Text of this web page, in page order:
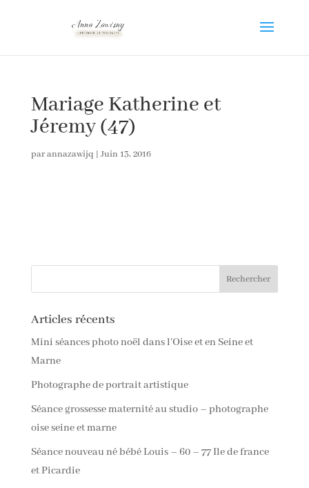
Mariage Katherine et
Jéremy (47)
parannazawijq | Juin 13, 2016
Articles récents
Mini séances photo noël dans l’Oise et en Seine et
Marne
Photographe de portrait artistique
Séance grossesse maternité au studio – photographe
oise seine et marne
Séance nouveau né bébé Louis – 60 – 77 Ile de france
et Picardie